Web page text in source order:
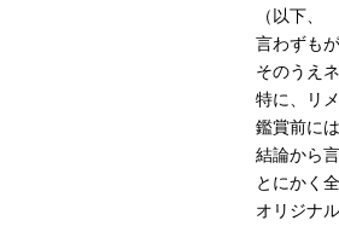
（以下、
言わずも
そのうえ
特に、リ
鑑賞前に
結論から言
とにかく
オリジナ